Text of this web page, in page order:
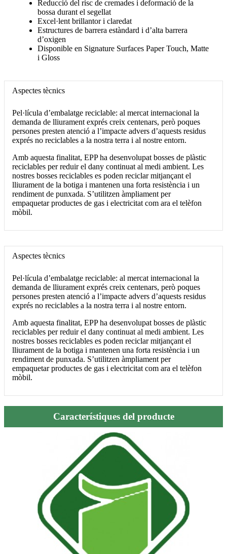
Reducció del risc de cremades i deformació de la
bossa durant el segellat
Excel·lent brillantor i claredat
Estructures de barrera estàndard i d’alta barrera
d’oxigen
Disponible en Signature Surfaces Paper Touch, Matte
i Gloss
Aspectes tècnics
Pel·lícula d’embalatge reciclable: al mercat internacional la
demanda de lliurament exprés creix centenars, però poques
persones presten atenció a l’impacte advers d’aquests residus
exprés no reciclables a la nostra terra i al nostre entorn.
Amb aquesta finalitat, EPP ha desenvolupat bosses de plàstic
reciclables per reduir el dany continuat al medi ambient. Les
nostres bosses reciclables es poden reciclar mitjançant el
lliurament de la botiga i mantenen una forta resistència i un
rendiment de punxada. S’utilitzen àmpliament per
empaquetar productes de gas i electricitat com ara el telèfon
mòbil.
Aspectes tècnics
Pel·lícula d’embalatge reciclable: al mercat internacional la
demanda de lliurament exprés creix centenars, però poques
persones presten atenció a l’impacte advers d’aquests residus
exprés no reciclables a la nostra terra i al nostre entorn.
Amb aquesta finalitat, EPP ha desenvolupat bosses de plàstic
reciclables per reduir el dany continuat al medi ambient. Les
nostres bosses reciclables es poden reciclar mitjançant el
lliurament de la botiga i mantenen una forta resistència i un
rendiment de punxada. S’utilitzen àmpliament per
empaquetar productes de gas i electricitat com ara el telèfon
mòbil.
Característiques del producte